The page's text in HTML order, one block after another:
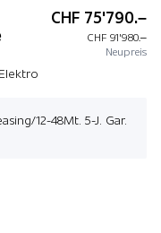
CHF 75'790.–
CHF 91'980.–
Neupreis
12-48Mt. 5-J. Gar.